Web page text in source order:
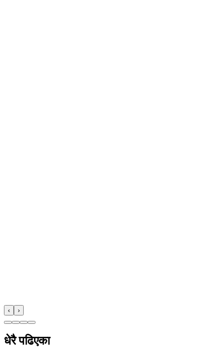
‹ ›
धेरै पढिएका